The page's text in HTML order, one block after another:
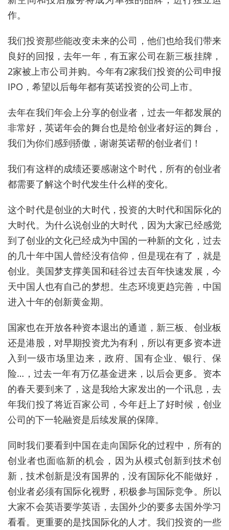
作。
我们投资那些能改变未来的公司，他们也给我们带来
良好的回报，去年一年，有五家公司在新三板挂牌，
2家被上市公司并购。今年有2家我们投资的公司申报
IPO，希望以后每年都有英诺投资的公司上市。
去年在我们年会上分享的创业者，过去一年都发展的
非常好，英诺年会的舞台也是给创业者好运的舞台，
我们为你们感到骄傲，谢谢英诺帮的创业者们！
我们有这样的成绩还要感谢这个时代，所有的创业者
都需要了解这个时代发生什么样的变化。
这个时代是创业的大时代，投资的大时代和国际化的
大时代。为什么说创业的大时代，因为大家已经感觉
到了创业的文化已经成为中国的一种新的文化，过去
的几十年中国人曾经没有信仰，但是现在有了，就是
创业。美国梦支撑美国和硅谷过去百年快速发展，今
天中国人也有自己的梦想。生态环境更趋完善，中国
进入十年的创新黄金期。
国家也在开放各种资本退出的通道，新三板、创业板
还是港股，对早期投资尤为有利，所以有更多资本进
入到一级市场里边来，政府、国有企业、银行、保
险…，过去一年有万亿基金进来，以后会更多。资本
的春天要到来了，这是我给大家发出的一个讯息，去
年我们投了将近百家公司，今年赶上了好时候，创业
公司的下一轮融资是后续发展的保障。
同时我们要看到中国在走向国际化的过程中，所有的
创业者也面临新的机会，因为从模式创新到技术创
新，技术创新是没有国界的，没有国际化不能做好，
创业者必须有国际化视野，积极参与国际竞争。所以
大家不会英语要学英语，去国外少的要多去国外学习
看看。更重要的是找国际化的人才。我们投资的一些